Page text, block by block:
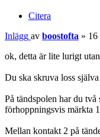
Citera
Inlägg av boostofta » 16
ok, detta är lite lurigt
Du ska skruva loss
På tändspolen har du
förhoppningsvis märkta
Mellan kontakt 2 på